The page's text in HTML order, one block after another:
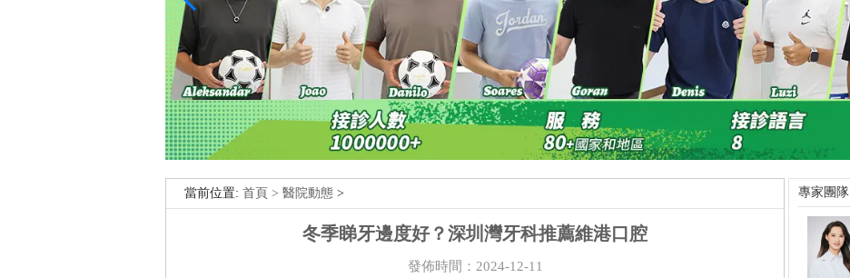
當前位置: 首頁 >醫院動態 >
冬季睇牙邊度好？深圳灣牙科推薦維港口腔
發佈時間：2024-12-11
專家團隊